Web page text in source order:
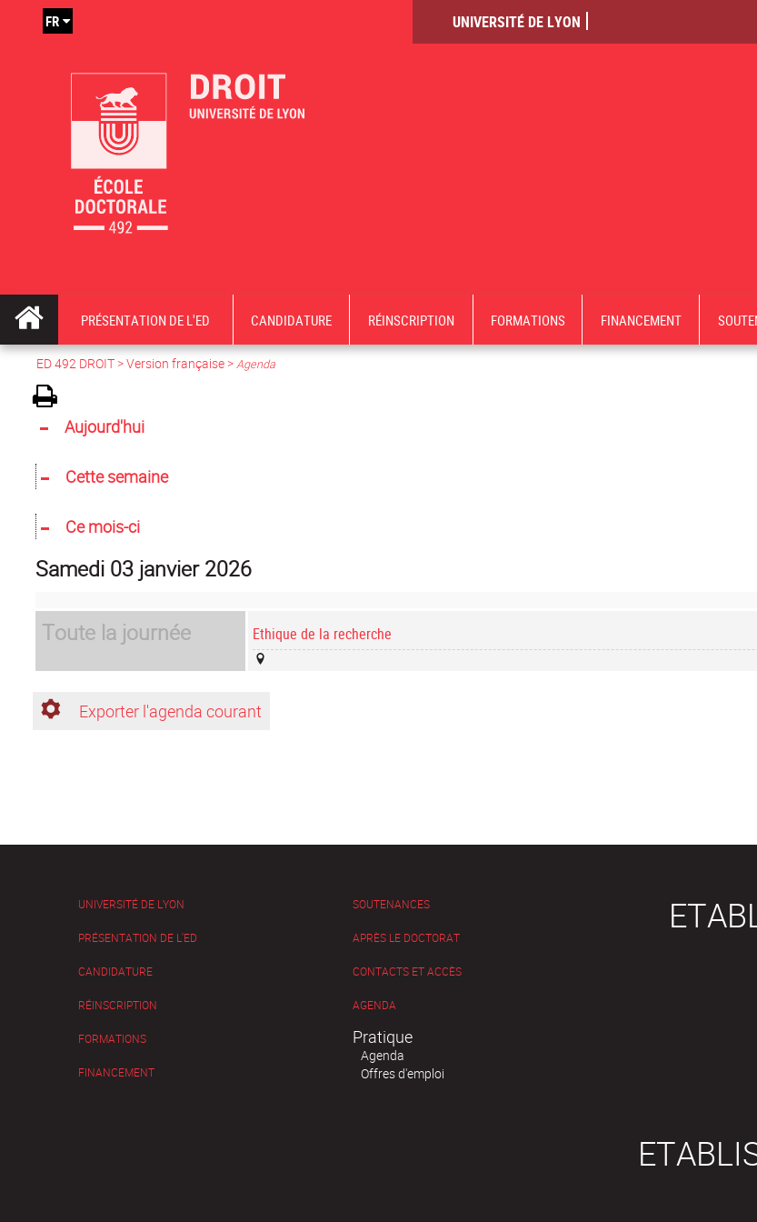
UNIVERSITÉ DE LYON
FR
PRÉSENTATION DE L'ED CANDIDATURE RÉINSCRIPTION FORMATIONS FINANCEMENT
ED 492 DROIT>Version française>Agenda
Aujourd'hui
Cette semaine
Ce mois-ci
samedi 03 janvier 2026
Toute la journée Ethique de la recherche
Exporter l'agenda courant
UNIVERSITÉ DE LYON
PRÉSENTATION DE L'ED
CANDIDATURE
RÉINSCRIPTION
FORMATIONS
FINANCEMENT
SOUTENANCES
APRÈS LE DOCTORAT
CONTACTS ET ACCÈS
AGENDA
Pratique
Agenda
Offres d'emploi